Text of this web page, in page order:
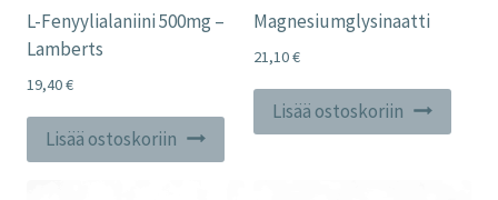
L-Fenyylialaniini 500mg –
Lamberts
19,40€
Lisää ostoskoriin
Magnesiumglysinaatti
21,10€
Lisää ostoskoriin